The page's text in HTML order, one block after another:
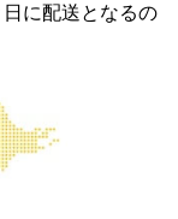
に配送となるの